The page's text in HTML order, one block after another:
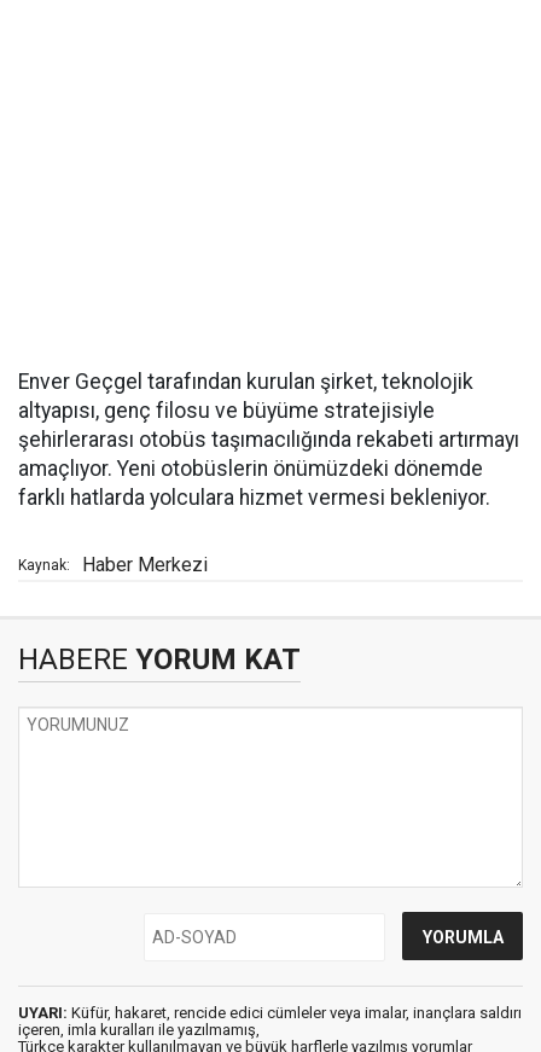
Enver Geçgel tarafından kurulan şirket, teknolojik
altyapısı, genç filosu ve büyüme stratejisiyle
şehirlerarası otobüs taşımacılığında rekabeti artırmayı
amaçlıyor. Yeni otobüslerin önümüzdeki dönemde
farklı hatlarda yolculara hizmet vermesi bekleniyor.
Kaynak: Haber Merkezi
HABERE YORUM KAT
UYARI: Küfür, hakaret, rencide edici cümleler veya imalar, inançlara saldırı
içeren, imla kuralları ile yazılmamış,
Türkçe karakter kullanılmayan ve büyük harflerle yazılmış yorumlar